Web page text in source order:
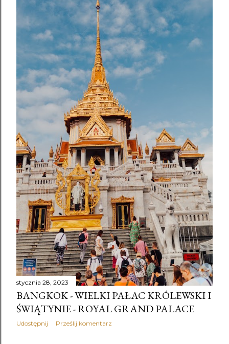
stycznia 28, 2023
BANGKOK - WIELKI PAŁAC KRÓLEWSKI I
ŚWIĄTYNIE - ROYAL GRAND PALACE
Udostępnij Prześlij komentarz